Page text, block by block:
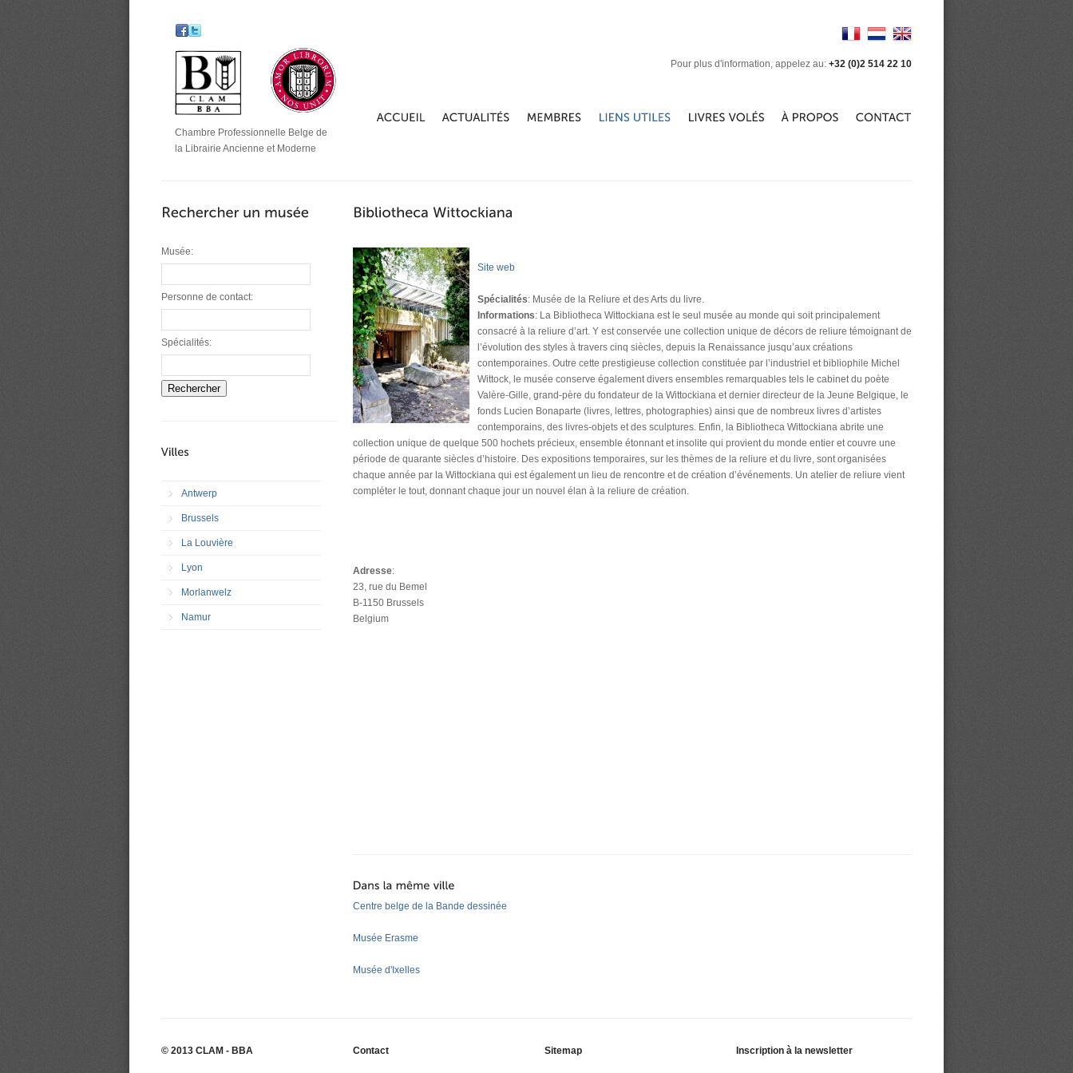
Chambre Professionnelle Belge de
la Librairie Ancienne et Moderne
Pour plus d'information, appelez au: +32 (0)2 514 22 10
Musée:
Personne de contact:
Spécialités:
Rechercher
Antwerp
Brussels
La Louvière
Lyon
Morlanwelz
Namur
Site web
Spécialités: Musée de la Reliure et des Arts du livre.
Informations: La Bibliotheca Wittockiana est le seul musée au monde qui soit principalement
consacré à la reliure d’art. Y est conservée une collection unique de décors de reliure témoignant de
l’évolution des styles à travers cinq siècles, depuis la Renaissance jusqu’aux créations
contemporaines. Outre cette prestigieuse collection constituée par l’industriel et bibliophile Michel
Wittock, le musée conserve également divers ensembles remarquables tels le cabinet du poète
Valère-Gille, grand-père du fondateur de la Wittockiana et dernier directeur de la Jeune Belgique, le
fonds Lucien Bonaparte (livres, lettres, photographies) ainsi que de nombreux livres d’artistes
contemporains, des livres-objets et des sculptures. Enfin, la Bibliotheca Wittockiana abrite une
collection unique de quelque 500 hochets précieux, ensemble étonnant et insolite qui provient du monde entier et couvre une
période de quarante siècles d’histoire. Des expositions temporaires, sur les thèmes de la reliure et du livre, sont organisées
chaque année par la Wittockiana qui est également un lieu de rencontre et de création d’événements. Un atelier de reliure vient
compléter le tout, donnant chaque jour un nouvel élan à la reliure de création.
Adresse:
23, rue du Bemel
B-1150 Brussels
Belgium
Centre belge de la Bande dessinée
Musée Erasme
Musée d'Ixelles
© 2013 CLAM - BBA Contact Sitemap Inscription à la newsletter